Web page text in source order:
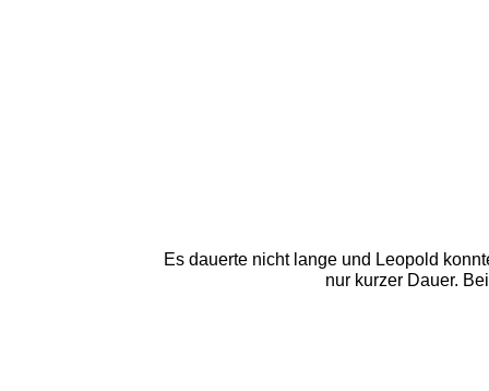
Es dauerte nicht lange und Leopold
nur kurzer Dauer.